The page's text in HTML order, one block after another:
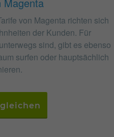
von Magenta richten sich
der Kunden. Für
sind, gibt es ebenso
surfen oder hauptsächlich